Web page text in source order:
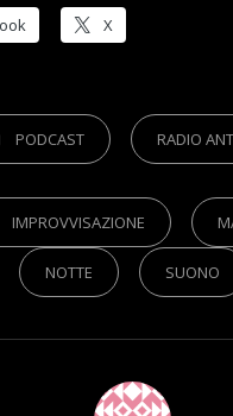
X
PODCAST RADIO
IMPROVVISAZIONE
NOTTE SUONO